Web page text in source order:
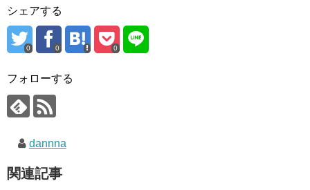
シェアする
0 0 0
フォローする
dannna
関連記事